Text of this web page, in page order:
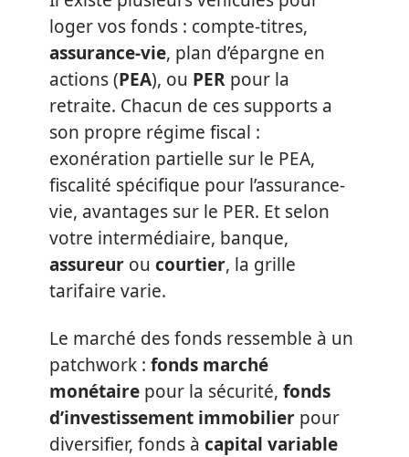
loger vos fonds : compte-titres,
assurance-vie, plan d’épargne en
actions (PEA), ou PER pour la
retraite. Chacun de ces supports a
son propre régime fiscal :
exonération partielle sur le PEA,
fiscalité spécifique pour l’assurance-
vie, avantages sur le PER. Et selon
votre intermédiaire, banque,
assureur ou courtier, la grille
tarifaire varie.
Le marché des fonds ressemble à un
patchwork : fonds marché
monétaire pour la sécurité, fonds
d’investissement immobilier pour
diversifier, fonds à capital variable